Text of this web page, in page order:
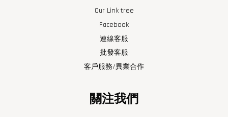
Our Link tree
Facebook
連線客服
批發客服
客戶服務/異業合作
關注我們